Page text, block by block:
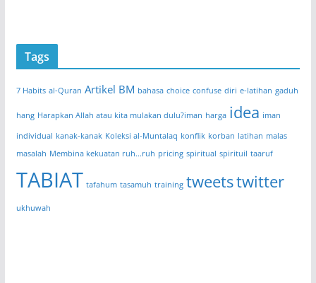
Tags
7 Habits al-Quran Artikel BM bahasa choice confuse diri e-latihan gaduh
hang Harapkan Allah atau kita mulakan dulu?iman harga idea iman
individual kanak-kanak Koleksi al-Muntalaq konflik korban latihan malas
masalah Membina kekuatan ruh...ruh pricing spiritual spirituil taaruf
TABIAT tafahum tasamuh training tweetstwitter
ukhuwah